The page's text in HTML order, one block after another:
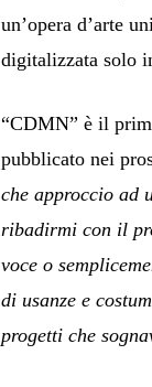
un’opera d’arte
digitalizzata solo
“CDMN” è il
pubblicato nei
che approccio ad
ribadirmi con il
voce o
di usanze e
progetti che